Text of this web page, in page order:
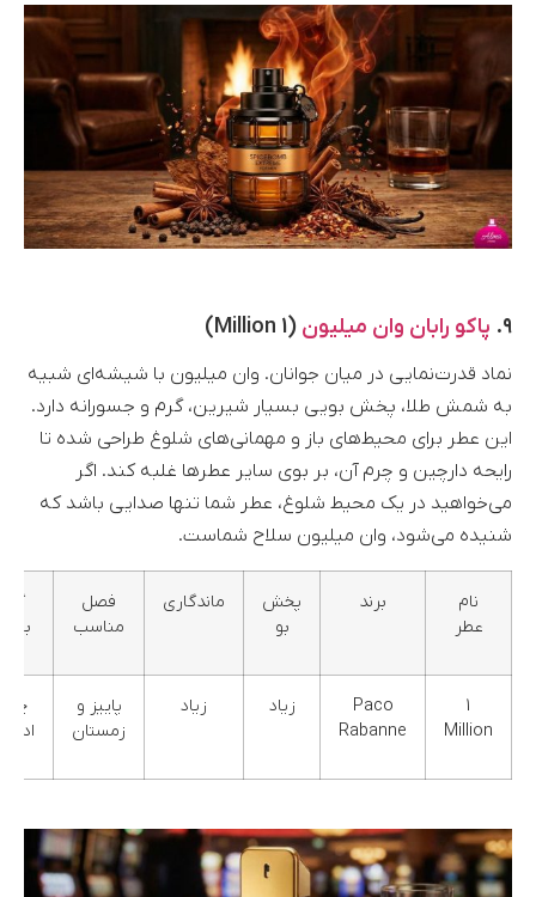
۹. پاکو رابان وان میلیون (1 Million)
نماد قدرت‌نمایی در میان جوانان. وان میلیون با شیشه‌ای شبیه
به شمش طلا، پخش بویی بسیار شیرین، گرم و جسورانه دارد.
این عطر برای محیط‌های باز و مهمانی‌های شلوغ طراحی شده تا
رایحه دارچین و چرم آن، بر بوی سایر عطرها غلبه کند. اگر
می‌خواهید در یک محیط شلوغ، عطر شما تنها صدایی باشد که
شنیده می‌شود، وان میلیون سلاح شماست.
نام
عطر
برند
پخش
بو
ماندگاری
فصل
مناسب
1
Million
Paco
Rabanne
زیاد زیاد
پاییز و
زمستان